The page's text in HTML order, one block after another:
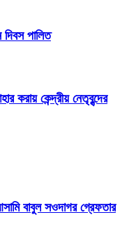
পালিত
করায় কেন্দ্রীয় নেতৃবৃন্দের
বাবুল সওদাগর গ্রেফতার